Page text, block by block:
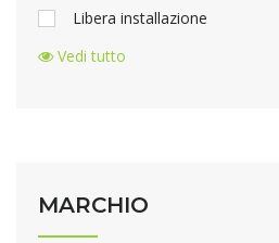
Libera installazione
Vedi tutto
MARCHIO